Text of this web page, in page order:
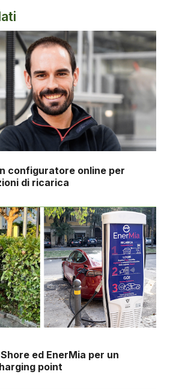
configuratore online per
di ricarica
ed EnerMia per un
point